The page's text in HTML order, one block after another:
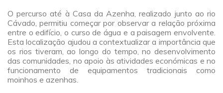
O percurso até à Casa da Azenha, realizado junto ao rio
Cávado, permitiu começar por observar a relação próxima
entre o edifício, o curso de água e a paisagem envolvente.
Esta localização ajudou a contextualizar a importância que
os rios tiveram, ao longo do tempo, no desenvolvimento
das comunidades, no apoio às atividades económicas e no
funcionamento de equipamentos tradicionais como
moinhos e azenhas.